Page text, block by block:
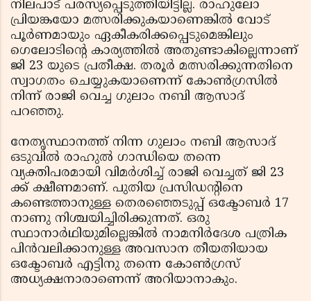
നിലപാട് പരസ്യപ്പെടുത്തിയിട്ടില്ല. രാഹുലോ
പ്രിയങ്കയോ മത്സരിക്കുകയാണെങ്കില്‍ വോട്
പൂര്‍ണമായും ഏകീകരിക്കപ്പെടുമെങ്കിലും
ഗെലോടിന്റെ കാര്യത്തില്‍ അതുണ്ടാകില്ലെന്നാണ്
ജി 23 യുടെ പ്രതീക്ഷ. തരൂര്‍ മത്സരിക്കുന്നതിനെ
സ്വാഗതം ചെയ്യുകയാണെന്ന് കോണ്‍ഗ്രസില്‍
നിന്ന് രാജി വെച്ച ഗുലാം നബി ആസാദ്
പറഞ്ഞു.
നേതൃസ്ഥാനത്ത് നിന്ന ഗുലാം നബി ആസാദ്
ഒടുവില്‍ രാഹുല്‍ ഗാന്ധിയെ തന്നെ
വ്യക്തിപരമായി വിമര്‍ശിച്ച് രാജി വെച്ചത് ജി 23
ക്ക് ക്ഷീണമാണ്. പുതിയ പ്രസിഡന്റിനെ
കണ്ടെത്താനുള്ള തെരഞ്ഞെടുപ്പ് ഒക്ടോബര്‍ 17
നാണു നിശ്ചയിച്ചിരിക്കുന്നത്. ഒരു
സ്ഥാനാര്‍ഥിയുമില്ലെങ്കില്‍ നാമനിര്‍ദേശ പത്രിക
പിന്‍വലിക്കാനുള്ള അവസാന തീയതിയായ
ഒക്ടോബര്‍ എട്ടിനു തന്നെ കോണ്‍ഗ്രസ്
അധ്യക്ഷനാരാണെന്ന് അറിയാനാകും.